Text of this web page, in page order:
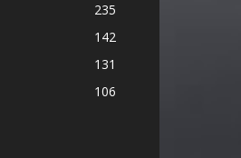
235
142
131
106